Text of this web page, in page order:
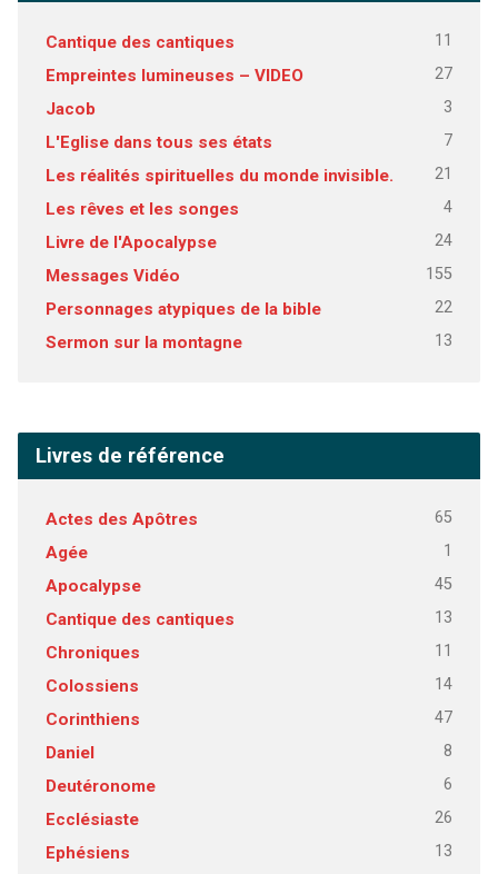
Cantique des cantiques 11
Empreintes lumineuses – VIDEO 27
Jacob 3
L'Eglise dans tous ses états 7
Les réalités spirituelles du monde invisible. 21
Les rêves et les songes 4
Livre de l'Apocalypse 24
Messages Vidéo 155
Personnages atypiques de la bible 22
Sermon sur la montagne 13
Livres de référence
Actes des Apôtres 65
Agée 1
Apocalypse 45
Cantique des cantiques 13
Chroniques 11
Colossiens 14
Corinthiens 47
Daniel 8
Deutéronome 6
Ecclésiaste 26
Ephésiens 13